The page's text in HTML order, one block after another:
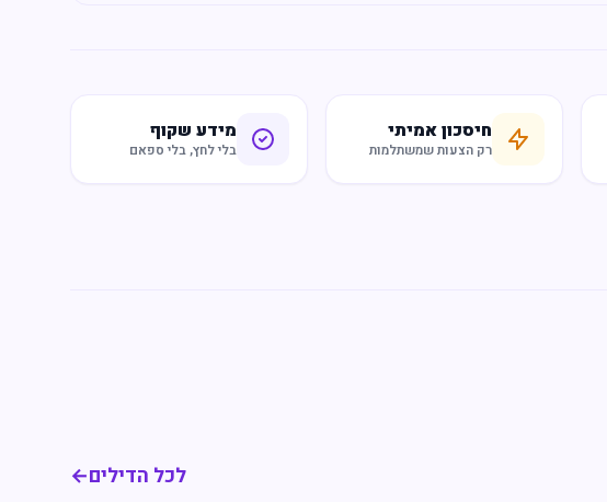
חיסכון אמיתי
רק הצעות שמשתלמות
מידע שקוף
בלי לחץ, בלי ספאם
לכל הדילים←